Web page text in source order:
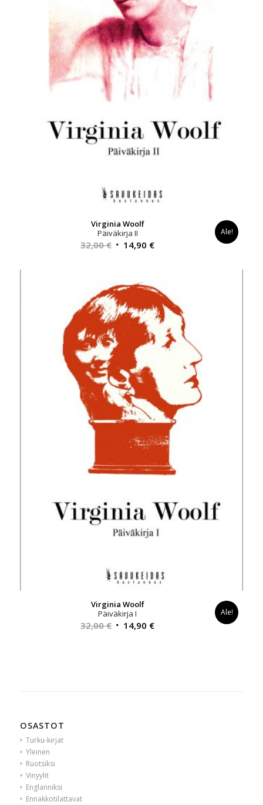
Virginia Woolf
Päiväkirja II
32,00€ Alkuperäinen
32,00 €.
14,90 €Nykyinen
14,90 €.
Ale!
Virginia Woolf
Päiväkirja I
32,00€ Alkuperäinen
14,90 €Nykyinen
Ale!
OSASTOT
Turku-kirjat
Yleinen
Ruotsiksi
Vinyylit
Englanniksi
Ennakkotilattavat